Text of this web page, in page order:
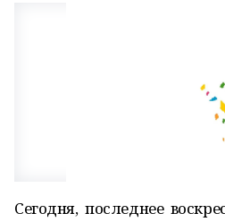
Сегодня, последнее